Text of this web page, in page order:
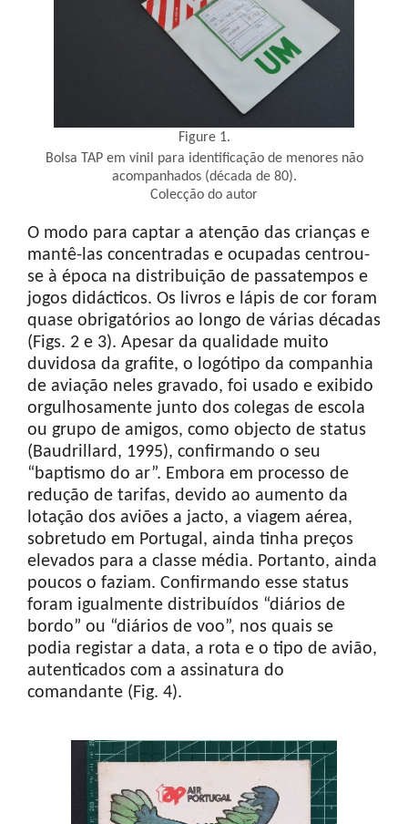
Figure 1.
Bolsa TAP em vinil para identificação de menores não
acompanhados (década de 80).
Colecção do autor
O modo para captar a atenção das crianças e
mantê-las concentradas e ocupadas centrou-
se à época na distribuição de passatempos e
jogos didácticos. Os livros e lápis de cor foram
quase obrigatórios ao longo de várias décadas
(Figs. 2 e 3). Apesar da qualidade muito
duvidosa da grafite, o logótipo da companhia
de aviação neles gravado, foi usado e exibido
orgulhosamente junto dos colegas de escola
ou grupo de amigos, como objecto de status
(Baudrillard, 1995), confirmando o seu
“baptismo do ar”. Embora em processo de
redução de tarifas, devido ao aumento da
lotação dos aviões a jacto, a viagem aérea,
sobretudo em Portugal, ainda tinha preços
elevados para a classe média. Portanto, ainda
poucos o faziam. Confirmando esse status
foram igualmente distribuídos “diários de
bordo” ou “diários de voo”, nos quais se
podia registar a data, a rota e o tipo de avião,
autenticados com a assinatura do
comandante (Fig. 4).